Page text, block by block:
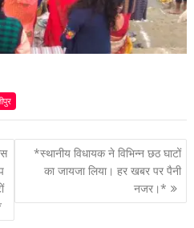
*स्थानीय विधायक ने विभिन्न छठ घाटों
का जायजा लिया। हर खबर पर पैनी
नजर।*